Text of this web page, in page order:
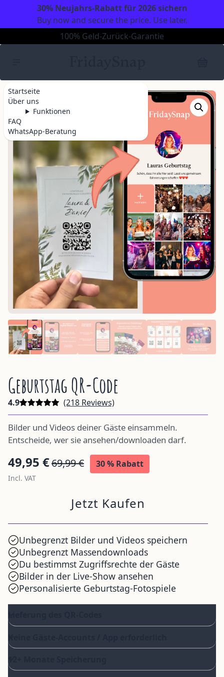
30% Neujahrs-Rabatt für 2026 sichern
Buy now and secure the price. Use later.
Made in Germany
Startseite
Über uns
Funktionen
FAQ
WhatsApp-Beratung
Geburtstag QR-Code
4.9 (218 Reviews)
Bilder und Videos deiner Gäste einsammeln.
Entscheide, wer sie ansehen/downloaden darf.
49,95 €69,99€ 30 % Rabatt
Incl. VAT
Code
Menge
Jetzt Kaufen
Unbegrenzt Bilder und Videos speichern
Unbegrenzt Massendownloads
Du bestimmst Zugriffsrechte der Gäste
Bilder in der Live-Show ansehen
Personalisierte Geburtstag-Fotospiele